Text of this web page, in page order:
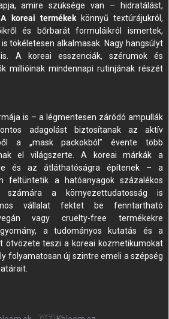
amire szüksége van – hidratálást,
A koreai termékekkönnyű textúrájukról,
és bőrbarát formuláikról ismertek,
tökéletesen alkalmasak. Nagy hangsúlyt
A koreai esszenciák, szérumok és
millióinak mindennapi rutinjának részét
is – a légmentesen záródó ampullák
adagolást biztosítanak az aktív
a „mask packokból” évente több
el világszerte. A koreai márkák a
és az átláthatóságra építenek – a
feltüntetik a hatóanyagok százalékos
számára a környezettudatosság is
vállalat fektet be fenntartható
vagy cruelty-free termékekre
a tudományos kutatás és a
ötvözete teszi a koreai kozmetikumokat
folyamatosan új szintre emeli a szépség